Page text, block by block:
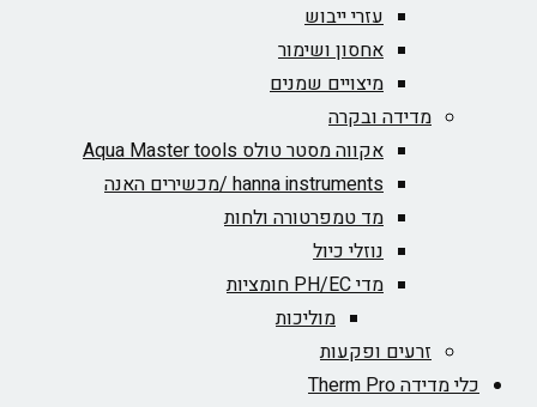
עזרי ייבוש
אחסון ושימור
מיצויים שמנים
מדידה ובקרה
אקווה מסטר טולס Aqua Master tools
hanna instruments /מכשירים האנה
מד טמפרטורה ולחות
נוזלי כיול
מדי PH/EC חומציות
מוליכות
זרעים ופקעות
כלי מדידה Therm Pro